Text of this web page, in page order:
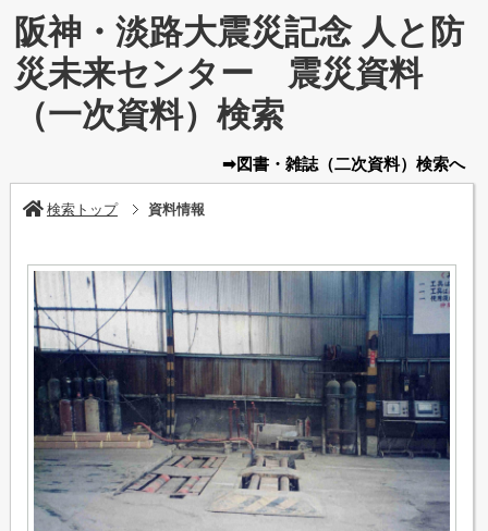
阪神・淡路大震災記念 人と防
災未来センター 震災資料
（一次資料）検索
➡図書・雑誌（二次資料） 検索へ
検索トップ 資料情報